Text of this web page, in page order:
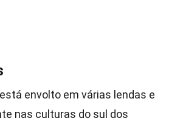
envolto em várias lendas e
nas culturas do sul dos